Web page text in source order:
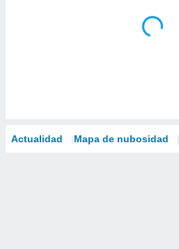
Actualidad Mapa de nubosidad